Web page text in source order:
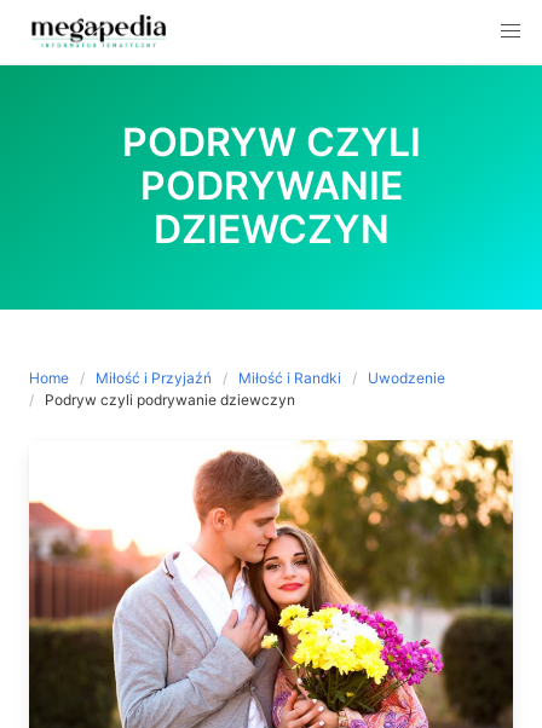
PODRYW CZYLI
PODRYWANIE
DZIEWCZYN
Home Miłość i Przyjaźń Miłość i Randki
Uwodzenie
Podryw czyli podrywanie dziewczyn